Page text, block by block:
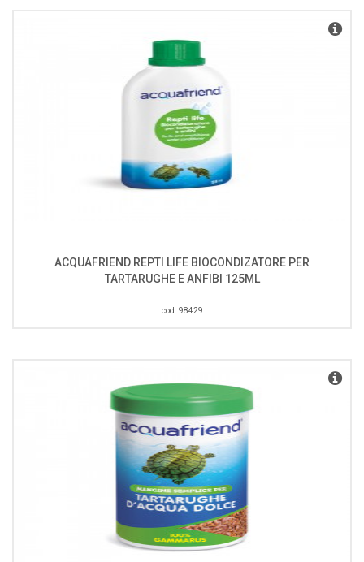
ACQUAFRIEND REPTI LIFE BIOCONDIZATORE PER
TARTARUGHE E ANFIBI 125ML
cod. 98429